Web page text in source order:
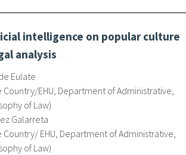
intelligence on popular culture
analysis
Eulate
Country/EHU, Department of Administrative,
of Law
Galarreta
Country/ EHU, Department of Administrative,
of Law